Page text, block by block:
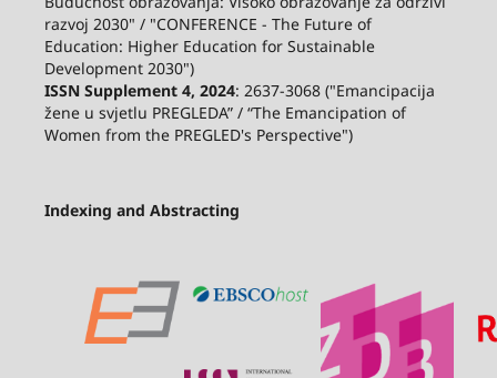
razvoj 2030" / "CONFERENCE - The Future of
Education: Higher Education for Sustainable
Development 2030")
ISSN Supplement 4, 2024: 2637-3068 ("Emancipacija
žene u svjetlu PREGLEDA” / “The Emancipation of
Women from the PREGLED's Perspective")
Indexing and Abstracting